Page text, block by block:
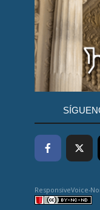
ResponsiveVoice-